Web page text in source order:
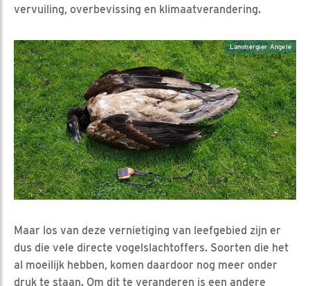
vervuiling, overbevissing en klimaatverandering.
Lammergier Angele
Maar los van deze vernietiging van leefgebied zijn er
dus die vele directe vogelslachtoffers. Soorten die het
al moeilijk hebben, komen daardoor nog meer onder
druk te staan. Om dit te veranderen is een andere